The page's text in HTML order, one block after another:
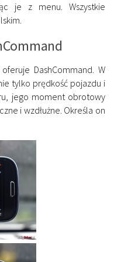
je z menu. Wszystkie
DashCommand. W
tylko prędkość pojazdu i
jego moment obrotowy
i wzdłużne. Określa on